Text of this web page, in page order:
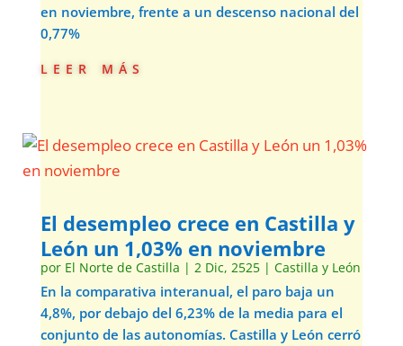
en noviembre, frente a un descenso nacional del
0,77%
leer más
El desempleo crece en Castilla y
León un 1,03% en noviembre
por El Norte de Castilla | 2 Dic, 2525| Castilla y León
En la comparativa interanual, el paro baja un
4,8%, por debajo del 6,23% de la media para el
conjunto de las autonomías. Castilla y León cerró